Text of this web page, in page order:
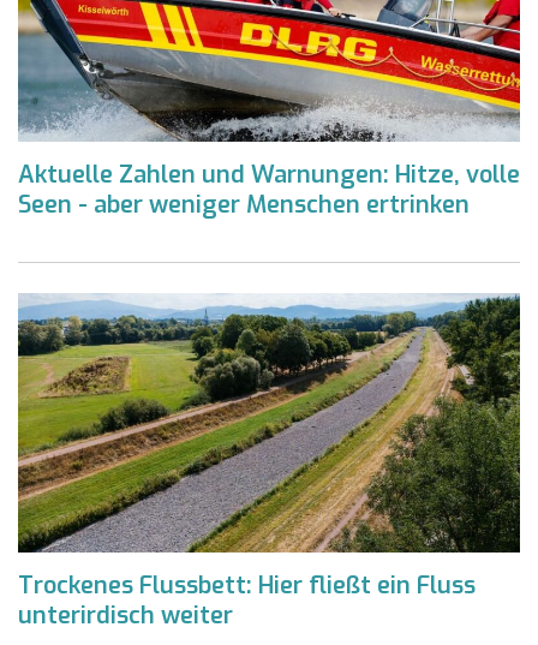
Aktuelle Zahlen und Warnungen: Hitze, volle
Seen - aber weniger Menschen ertrinken
Trockenes Flussbett: Hier fließt ein Fluss
unterirdisch weiter